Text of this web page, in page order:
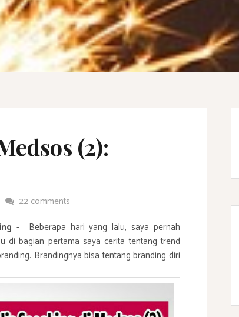
(2):
22 comments
- Beberapa hari yang lalu, saya pernah
di bagian pertama saya cerita tentang trend
Brandingnya bisa tentang branding diri